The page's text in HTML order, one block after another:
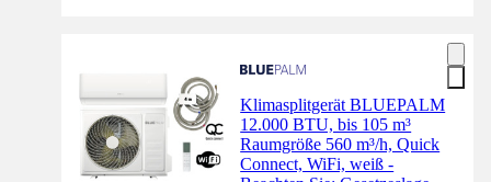
Klimasplitgerät BLUEPALM
12.000 BTU, bis 105 m³
Raumgröße 560 m³/h, Quick
Connect, WiFi, weiß -